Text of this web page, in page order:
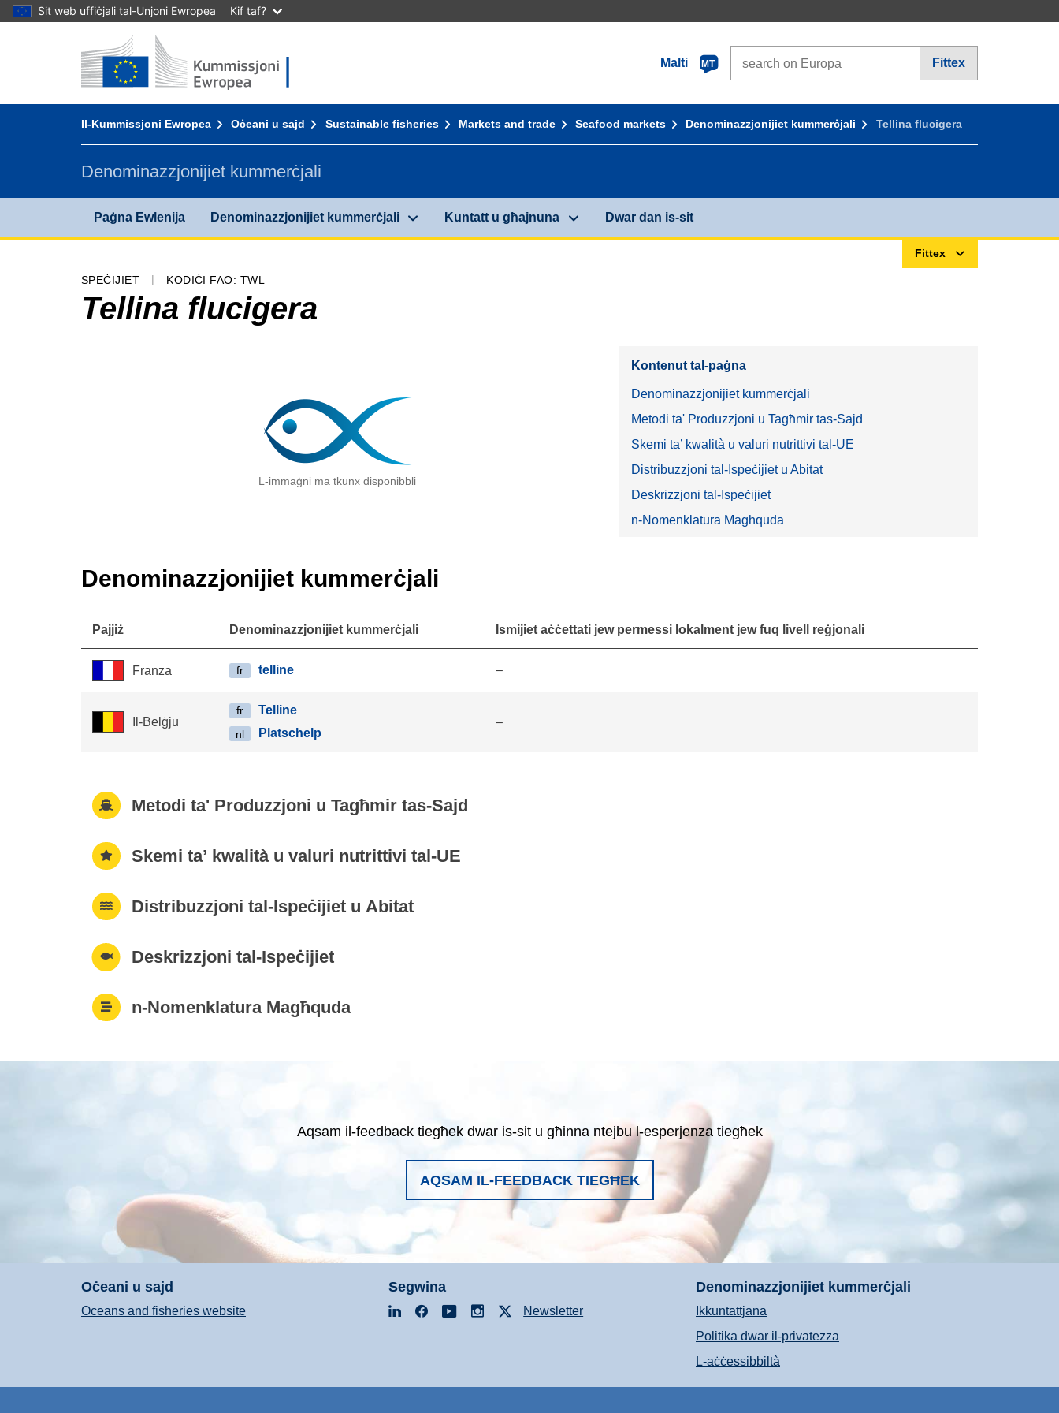
Sit web uffiċjali tal-Unjoni Ewropea Kif taf?
Paġna Ewlenija - Il-Kummissjoni Ewropea
Malti
MT Fittex
Il-Kummissjoni Ewropea Oċeani u sajd Sustainable fisheries Markets and trade Seafood markets Denominazzjonijiet kummerċjali Tellina flucigera
Denominazzjonijiet kummerċjali
Paġna Ewlenija Denominazzjonijiet kummerċjali Kuntatt u għajnuna Dwar dan is-sit
Fittex
SPEĊIJIET KODIĊI FAO: TWL
Tellina flucigera
L-immaġni ma tkunx disponibbli
Kontenut tal-paġna
Denominazzjonijiet kummerċjali
Metodi ta' Produzzjoni u Tagħmir tas-Sajd
Skemi ta’ kwalità u valuri nutrittivi tal-UE
Distribuzzjoni tal-Ispeċijiet u Abitat
Deskrizzjoni tal-Ispeċijiet
n-Nomenklatura Magħquda
Denominazzjonijiet kummerċjali
Pajjiż Denominazzjonijiet kummerċjali Ismijiet aċċettati jew permessi lokalment jew fuq livell reġjonali
Franza fr telline –
Il-Belġju
fr Telline
nl Platschelp
–
Metodi ta' Produzzjoni u Tagħmir tas-Sajd
Skemi ta’ kwalità u valuri nutrittivi tal-UE
Distribuzzjoni tal-Ispeċijiet u Abitat
Deskrizzjoni tal-Ispeċijiet
n-Nomenklatura Magħquda
Aqsam il-feedback tiegħek dwar is-sit u għinna ntejbu l-esperjenza tiegħek
AQSAM IL-FEEDBACK TIEGĦEK
Oċeani u sajd
Oceans and fisheries website
Segwina
LinkedInFacebookYouTubeInstagramNewsletter
Denominazzjonijiet kummerċjali
Ikkuntattjana
Politika dwar il-privatezza
L-aċċessibbiltà